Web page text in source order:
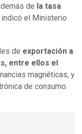
de la tasa
indicó el Ministerio
de exportación a
entre ellos el
magnéticas, y
de consumo.